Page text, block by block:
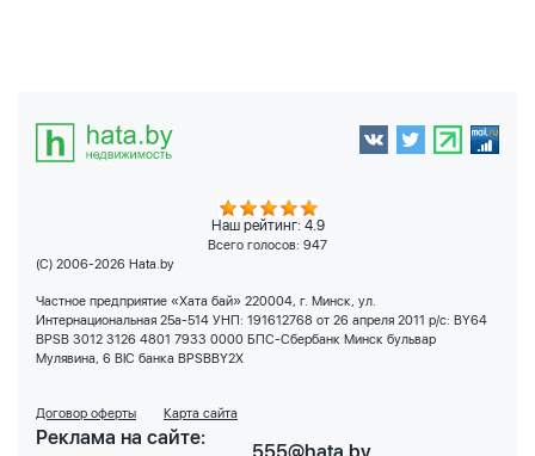
Наш рейтинг: 4.9
Всего голосов: 947
(C) 2006-2026 Hata.by
Частное предприятие «Хата бай» 220004, г. Минск, ул.
Интернациональная 25а-514 УНП: 191612768 от 26 апреля 2011 р/с: BY64
BPSB 3012 3126 4801 7933 0000 БПС-Сбербанк Минск бульвар
Мулявина, 6 BIC банка BPSBBY2X
Договор оферты Карта сайта
Реклама на сайте: